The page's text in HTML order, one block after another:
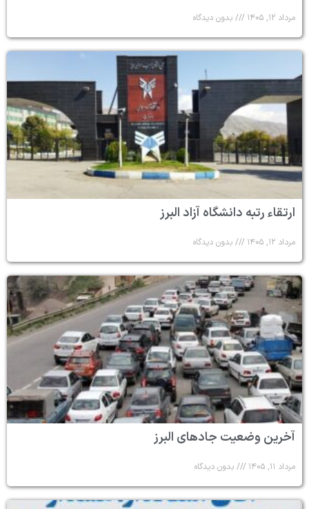
مرداد ۱۲, ۱۴۰۵ بدون دیدگاه
ارتقاء رتبه دانشگاه آزاد البرز
مرداد ۱۲, ۱۴۰۵ بدون دیدگاه
آخرین وضعیت جادهای البرز
مرداد ۱۱, ۱۴۰۵ بدون دیدگاه